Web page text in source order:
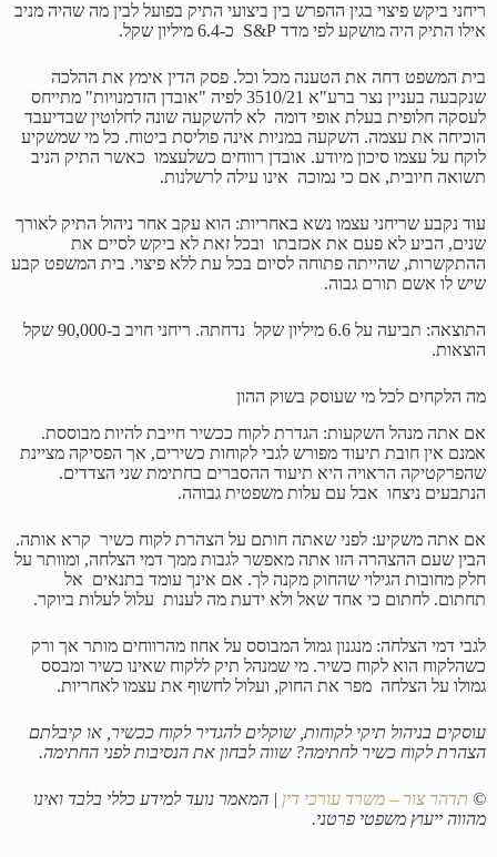
ריחני ביקש פיצוי בגין ההפרש בין ביצועי התיק בפועל לבין מה שהיה מניב
אילו התיק היה מושקע לפי מדד S&P כ-6.4 מיליון שקל.
בית המשפט דחה את הטענה מכל וכל. פסק הדין אימץ את ההלכה
שנקבעה בעניין נצר ברע"א 3510/21 לפיה "אובדן הזדמנויות" מתייחס
לעסקה חלופית בעלת אופי דומה לא להשקעה שונה לחלוטין שבדיעבד
הוכיחה את עצמה. השקעה במניות אינה פוליסת ביטוח. כל מי שמשקיע
לוקח על עצמו סיכון מיודע. אובדן רווחים כשלעצמו כאשר התיק הניב
תשואה חיובית, אם כי נמוכה אינו עילה לרשלנות.
עוד נקבע שריחני עצמו נשא באחריות: הוא עקב אחר ניהול התיק לאורך
שנים, הביע לא פעם את אכזבתו ובכל זאת לא ביקש לסיים את
ההתקשרות, שהייתה פתוחה לסיום בכל עת ללא פיצוי. בית המשפט קבע
שיש לו אשם תורם גבוה.
התוצאה: תביעה על 6.6 מיליון שקל נדחתה. ריחני חויב ב-90,000 שקל
הוצאות.
מה הלקחים לכל מי שעוסק בשוק ההון
אם אתה מנהל השקעות: הגדרת לקוח ככשיר חייבת להיות מבוססת.
אמנם אין חובת תיעוד מפורש לגבי לקוחות כשירים, אך הפסיקה מציינת
שהפרקטיקה הראויה היא תיעוד ההסברים בחתימת שני הצדדים.
הנתבעים ניצחו אבל עם עלות משפטית גבוהה.
אם אתה משקיע: לפני שאתה חותם על הצהרת לקוח כשיר קרא אותה.
הבין שעם ההצהרה הזו אתה מאפשר לגבות ממך דמי הצלחה, ומוותר על
חלק מחובות הגילוי שהחוק מקנה לך. אם אינך עומד בתנאים אל
תחתום. לחתום כי אחד שאל ולא ידעת מה לענות עלול לעלות ביוקר.
לגבי דמי הצלחה: מנגנון גמול המבוסס על אחוז מהרווחים מותר אך ורק
כשהלקוח הוא לקוח כשיר. מי שמנהל תיק ללקוח שאינו כשיר ומבסס
גמולו על הצלחה מפר את החוק, ועלול לחשוף את עצמו לאחריות.
עוסקים בניהול תיקי לקוחות, שוקלים להגדיר לקוח ככשיר, או קיבלתם
הצהרת לקוח כשיר לחתימה? שווה לבחון את הנסיבות לפני החתימה.
© תדהר צור – משרד עורכי דין | המאמר נועד למידע כללי בלבד ואינו
מהווה ייעוץ משפטי פרטני.